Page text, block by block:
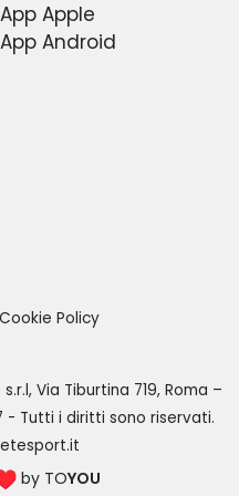
App Apple
App Android
Cookie Policy
s.r.l, Via Tiburtina 719, Roma –
- Tutti i diritti sono riservati.
by TOYOU